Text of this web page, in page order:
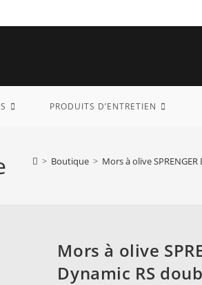
PRODUITS D’ENTRETIEN
> Boutique > Mors à olive
Mors à olive
Dynamic RS